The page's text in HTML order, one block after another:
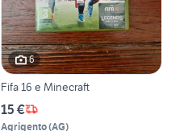
6
Fifa 16 e Minecraft
15 €
Agrigento(AG)